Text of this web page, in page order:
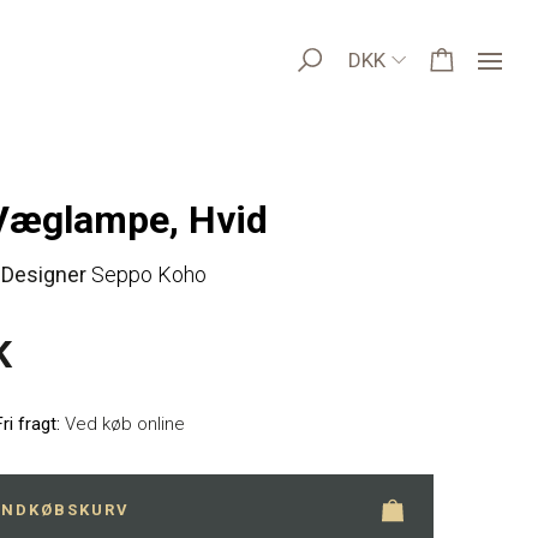
DKK
Hvid
Designer Seppo Koho
fragt: Ved køb online